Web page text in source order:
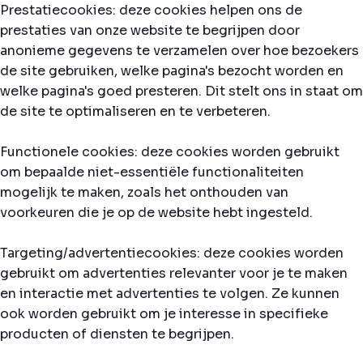
Prestatiecookies: deze cookies helpen ons de
prestaties van onze website te begrijpen door
anonieme gegevens te verzamelen over hoe bezoekers
de site gebruiken, welke pagina's bezocht worden en
welke pagina's goed presteren. Dit stelt ons in staat om
de site te optimaliseren en te verbeteren.
Functionele cookies: deze cookies worden gebruikt
om bepaalde niet-essentiële functionaliteiten
mogelijk te maken, zoals het onthouden van
voorkeuren die je op de website hebt ingesteld.
Targeting/advertentiecookies: deze cookies worden
gebruikt om advertenties relevanter voor je te maken
en interactie met advertenties te volgen. Ze kunnen
ook worden gebruikt om je interesse in specifieke
producten of diensten te begrijpen.